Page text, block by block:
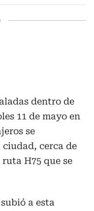
dentro de
11 de mayo en
se
cerca de
H75 que se
subió a esta